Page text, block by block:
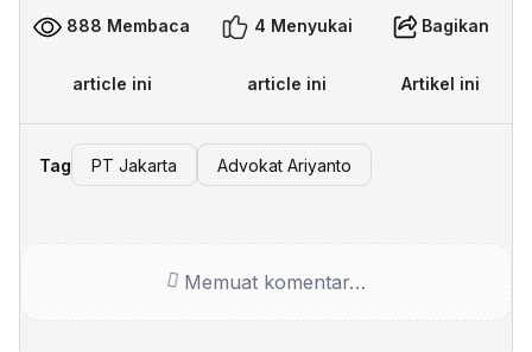
888 Membaca
article ini
4 Menyukai
article ini
Bagikan
Artikel ini
Tag PT Jakarta Advokat Ariyanto
Memuat komentar…